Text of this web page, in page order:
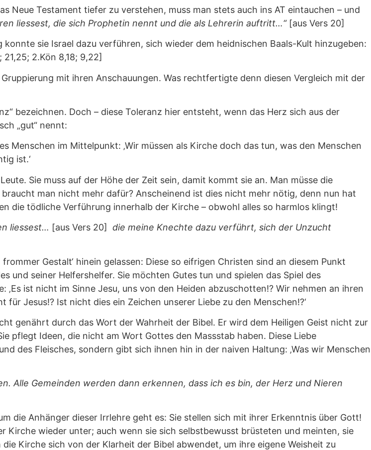
Neue Testament tiefer zu verstehen, muss man stets auch ins AT eintauchen – und
liessest, die sich Prophetin nennt und die als Lehrerin auftritt…“ [aus Vers 20]
sie Israel dazu verführen, sich wieder dem heidnischen Baals-Kult hinzugeben:
2.Kön 8,18; 9,22]
mit ihren Anschauungen. Was rechtfertigte denn diesen Vergleich mit der
bezeichnen. Doch – diese Toleranz hier entsteht, wenn das Herz sich aus der
„gut“ nennt:
Menschen im Mittelpunkt: ‚Wir müssen als Kirche doch das tun, was den Menschen
ist.‘
Sie muss auf der Höhe der Zeit sein, damit kommt sie an. Man müsse die
man nicht mehr dafür? Anscheinend ist dies nicht mehr nötig, denn nun hat
die tödliche Verführung innerhalb der Kirche – obwohl alles so harmlos klingt!
liessest… [aus Vers 20] die meine Knechte dazu verführt, sich der Unzucht
Gestalt‘ hinein gelassen: Diese so eifrigen Christen sind an diesem Punkt
und seiner Helfershelfer. Sie möchten Gutes tun und spielen das Spiel des
ist nicht im Sinne Jesu, uns von den Heiden abzuschotten!? Wir nehmen an ihren
Jesus!? Ist nicht dies ein Zeichen unserer Liebe zu den Menschen!?‘
genährt durch das Wort der Wahrheit der Bibel. Er wird dem Heiligen Geist nicht zur
pflegt Ideen, die nicht am Wort Gottes den Massstab haben. Diese Liebe
des Fleisches, sondern gibt sich ihnen hin in der naiven Haltung: ‚Was wir Menschen
Alle Gemeinden werden dann erkennen, dass ich es bin, der Herz und Nieren
die Anhänger dieser Irrlehre geht es: Sie stellen sich mit ihrer Erkenntnis über Gott!
Kirche wieder unter; auch wenn sie sich selbstbewusst brüsteten und meinten, sie
Kirche sich von der Klarheit der Bibel abwendet, um ihre eigene Weisheit zu